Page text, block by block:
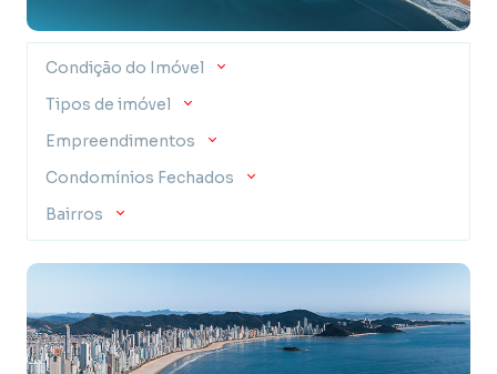
Condição do Imóvel
Tipos de imóvel
Empreendimentos
Condomínios Fechados
Bairros